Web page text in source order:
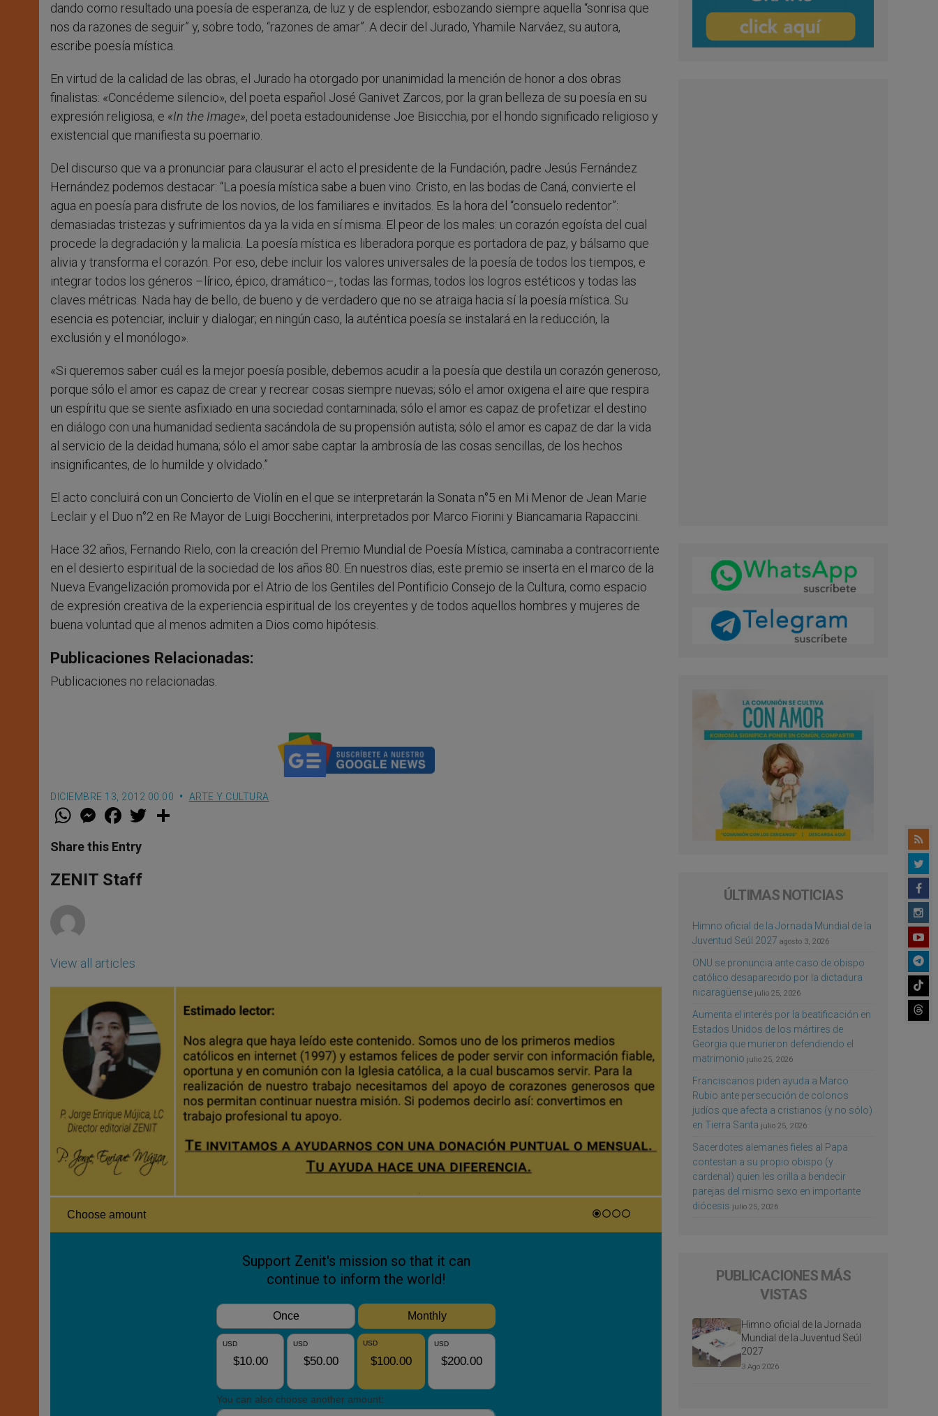
dando como resultado una poesía de esperanza, de luz y de esplendor, esbozando siempre aquella “sonrisa que
nos da razones de seguir” y, sobre todo, “razones de amar”. A decir del Jurado, Yhamile Narváez, su autora,
escribe poesía mística.
En virtud de la calidad de las obras, el Jurado ha otorgado por unanimidad la mención de honor a dos obras
finalistas: «Concédeme silencio», del poeta español José Ganivet Zarcos, por la gran belleza de su poesía en su
expresión religiosa, e «In the Image», del poeta estadounidense Joe Bisicchia, por el hondo significado religioso y
existencial que manifiesta su poemario.
Del discurso que va a pronunciar para clausurar el acto el presidente de la Fundación, padre Jesús Fernández
Hernández podemos destacar: “La poesía mística sabe a buen vino. Cristo, en las bodas de Caná, convierte el
agua en poesía para disfrute de los novios, de los familiares e invitados. Es la hora del “consuelo redentor”:
demasiadas tristezas y sufrimientos da ya la vida en sí misma. El peor de los males: un corazón egoísta del cual
procede la degradación y la malicia. La poesía mística es liberadora porque es portadora de paz, y bálsamo que
alivia y transforma el corazón. Por eso, debe incluir los valores universales de la poesía de todos los tiempos, e
integrar todos los géneros –lírico, épico, dramático–, todas las formas, todos los logros estéticos y todas las
claves métricas. Nada hay de bello, de bueno y de verdadero que no se atraiga hacia sí la poesía mística. Su
esencia es potenciar, incluir y dialogar; en ningún caso, la auténtica poesía se instalará en la reducción, la
exclusión y el monólogo».
«Si queremos saber cuál es la mejor poesía posible, debemos acudir a la poesía que destila un corazón generoso,
porque sólo el amor es capaz de crear y recrear cosas siempre nuevas; sólo el amor oxigena el aire que respira
un espíritu que se siente asfixiado en una sociedad contaminada; sólo el amor es capaz de profetizar el destino
en diálogo con una humanidad sedienta sacándola de su propensión autista; sólo el amor es capaz de dar la vida
al servicio de la deidad humana; sólo el amor sabe captar la ambrosía de las cosas sencillas, de los hechos
insignificantes, de lo humilde y olvidado.”
El acto concluirá con un Concierto de Violín en el que se interpretarán la Sonata n°5 en Mi Menor de Jean Marie
Leclair y el Duo n°2 en Re Mayor de Luigi Boccherini, interpretados por Marco Fiorini y Biancamaria Rapaccini.
Hace 32 años, Fernando Rielo, con la creación del Premio Mundial de Poesía Mística, caminaba a contracorriente
en el desierto espiritual de la sociedad de los años 80. En nuestros días, este premio se inserta en el marco de la
Nueva Evangelización promovida por el Atrio de los Gentiles del Pontificio Consejo de la Cultura, como espacio
de expresión creativa de la experiencia espiritual de los creyentes y de todos aquellos hombres y mujeres de
buena voluntad que al menos admiten a Dios como hipótesis.
Publicaciones Relacionadas:
Publicaciones no relacionadas.
DICIEMBRE 13, 2012 00:00 ARTE Y CULTURA
W
t
s
p
p
M
e
s
e
g
e
F
a
e
b
o
k
w
Share this Entry
ZENIT Staff
View all articles
ÚLTIMAS NOTICIAS
Himno oficial de la Jornada Mundial de la
Juventud Seúl 2027 agosto 3, 2026
ONU se pronuncia ante caso de obispo
católico desaparecido por la dictadura
nicaragüense julio 25, 2026
Aumenta el interés por la beatificación en
Estados Unidos de los mártires de
Georgia que murieron defendiendo el
matrimonio julio 25, 2026
Franciscanos piden ayuda a Marco
Rubio ante persecución de colonos
judíos que afecta a cristianos (y no sólo)
en Tierra Santa julio 25, 2026
Sacerdotes alemanes fieles al Papa
contestan a su propio obispo (y
cardenal) quien les orilla a bendecir
parejas del mismo sexo en importante
diócesis julio 25, 2026
PUBLICACIONES MÁS
VISTAS
Himno oficial de la Jornada
Mundial de la Juventud Seúl
2027
3 Ago 2026